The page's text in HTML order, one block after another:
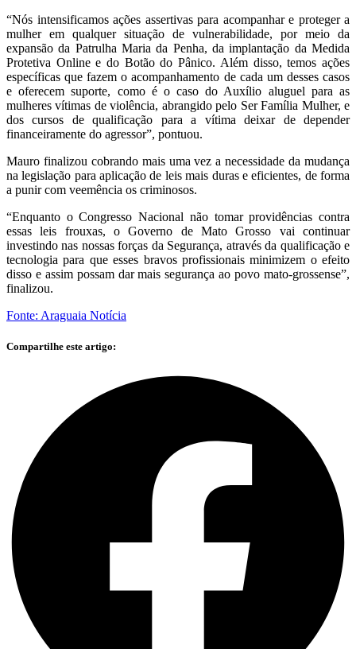
“Nós intensificamos ações assertivas para acompanhar e proteger a
mulher em qualquer situação de vulnerabilidade, por meio da
expansão da Patrulha Maria da Penha, da implantação da Medida
Protetiva Online e do Botão do Pânico. Além disso, temos ações
específicas que fazem o acompanhamento de cada um desses casos
e oferecem suporte, como é o caso do Auxílio aluguel para as
mulheres vítimas de violência, abrangido pelo Ser Família Mulher, e
dos cursos de qualificação para a vítima deixar de depender
financeiramente do agressor”, pontuou.
Mauro finalizou cobrando mais uma vez a necessidade da mudança
na legislação para aplicação de leis mais duras e eficientes, de forma
a punir com veemência os criminosos.
“Enquanto o Congresso Nacional não tomar providências contra
essas leis frouxas, o Governo de Mato Grosso vai continuar
investindo nas nossas forças da Segurança, através da qualificação e
tecnologia para que esses bravos profissionais minimizem o efeito
disso e assim possam dar mais segurança ao povo mato-grossense”,
finalizou.
Fonte: Araguaia Notícia
Compartilhe este artigo: